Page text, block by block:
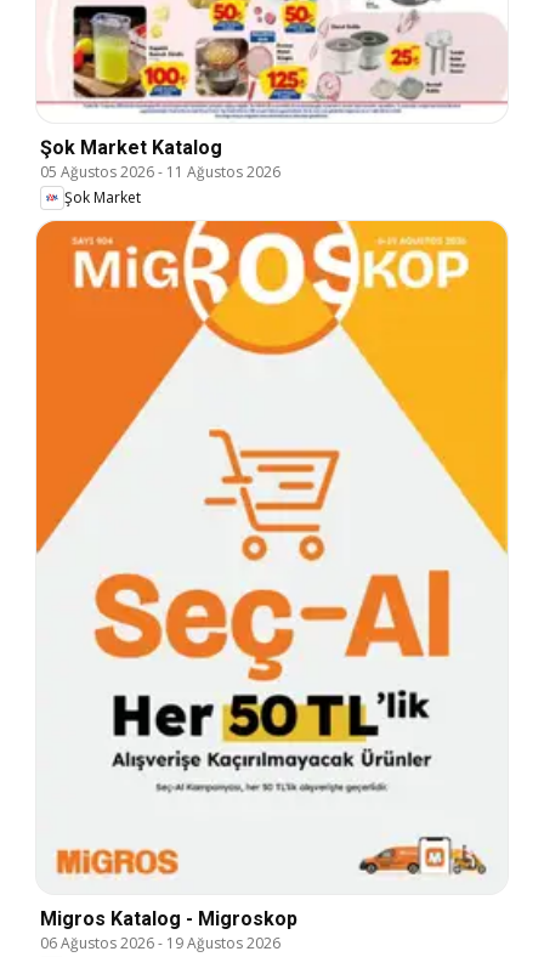
Şok Market Katalog
05 Ağustos 2026- 11 Ağustos 2026
Şok Market
Migros Katalog - Migroskop
06 Ağustos 2026- 19 Ağustos 2026